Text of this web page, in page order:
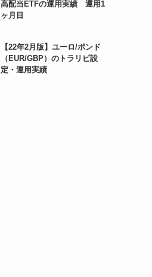
高配当ETFの運用実績 運用1
ヶ月目
【22年2月版】ユーロ/ポンド
（EUR/GBP）のトラリピ設
定・運用実績